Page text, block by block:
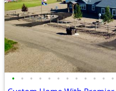
• • • • • • • • • • • •